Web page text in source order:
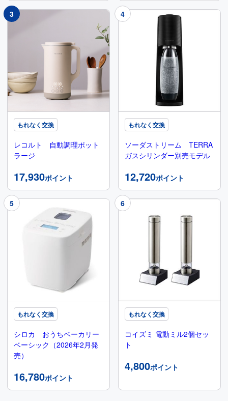
もれなく交換
レコルト 自動調理ポット
ラージ
17,930ポイント
もれなく交換
ソーダストリーム TERRA
ガスシリンダー別売モデル
12,720ポイント
もれなく交換
シロカ おうちベーカリー
ベーシック（2026年2月発
売）
16,780ポイント
もれなく交換
コイズミ 電動ミル2個セッ
ト
4,800ポイント